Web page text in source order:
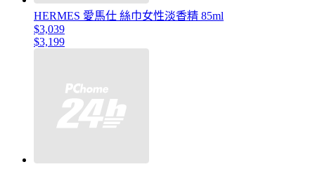
HERMES 愛馬仕 絲巾女性淡香精 85ml
$3,039
$3,199